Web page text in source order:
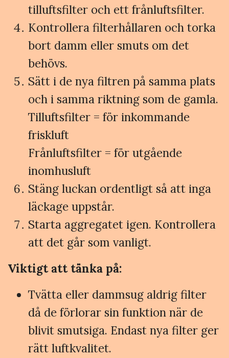
tilluftsfilter och ett frånluftsfilter.
Kontrollera filterhållaren och torka
bort damm eller smuts om det
behövs.
Sätt i de nya filtren på samma plats
och i samma riktning som de gamla.
Tilluftsfilter = för inkommande
friskluft
Frånluftsfilter = för utgående
inomhusluft
Stäng luckan ordentligt så att inga
läckage uppstår.
Starta aggregatet igen. Kontrollera
att det går som vanligt.
Viktigt att tänka på:
Tvätta eller dammsug aldrig filter
då de förlorar sin funktion när de
blivit smutsiga. Endast nya filter ger
rätt luftkvalitet.